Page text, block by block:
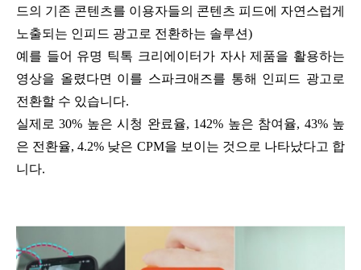
드의 기존 콘텐츠를 이용자들의 콘텐츠 피드에 자연스럽게
노출되는 인피드 광고로 전환하는 솔루션)
예를 들어 유명 틱톡 크리에이터가 자사 제품을 활용하는
영상을 올렸다면 이를 스파크애즈를 통해 인피드 광고로
전환할 수 있습니다.
실제로 30% 높은 시청 완료율, 142% 높은 참여율, 43% 높
은 전환율, 4.2% 낮은 CPM을 보이는 것으로 나타났다고 합
니다.